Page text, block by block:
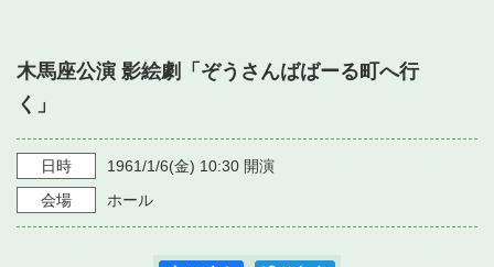
・ よくある質問
・ 空き状況
・ 利用料金
・ 音楽堂のご案内
・ フロアマップ
・ 芸術参与
神奈川県立音楽堂
SNS
木馬座公演 影絵劇「ぞうさんばばーる町へ行
く」
日時 1961/1/6(金) 10:30 開演
会場
ホール